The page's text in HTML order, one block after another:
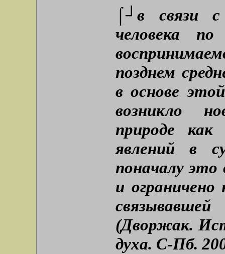
⌠┘в связи с
человека
позднем
в основе
возникло
природе как
явлений в
поначалу это
и ограничено
(Дворжак.
духа. С-Пб.